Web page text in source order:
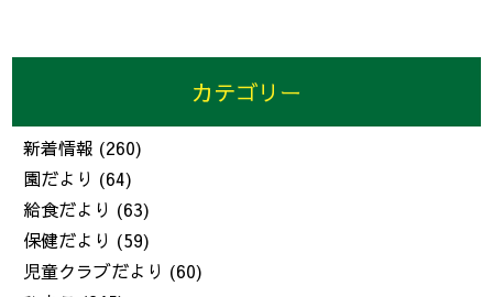
カテゴリー
新着情報 (260)
園だより (64)
給食だより (63)
保健だより (59)
児童クラブだより (60)